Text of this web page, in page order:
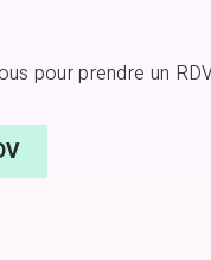
pour prendre un